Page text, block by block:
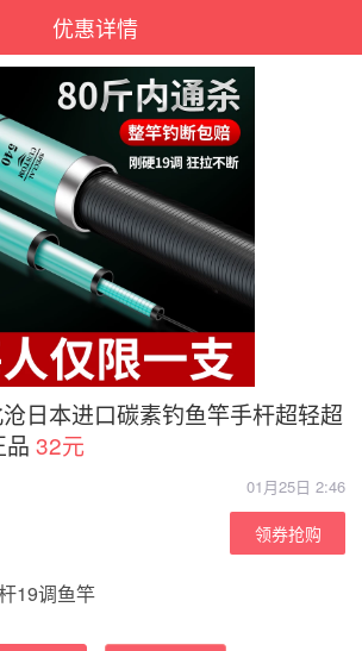
优惠详情
日本进口碳素钓鱼竿手杆超轻超
品 32元
01月25日 2:46
领券抢购
19调鱼竿